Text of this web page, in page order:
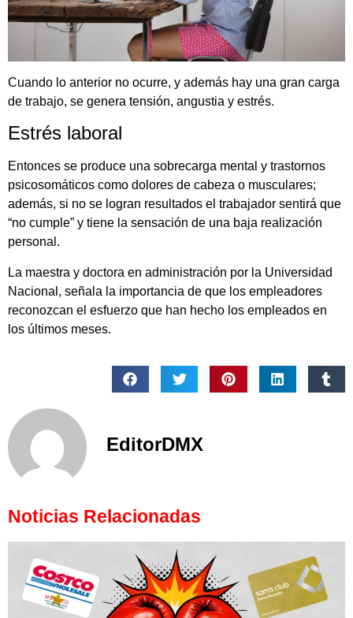
Cuando lo anterior no ocurre, y además hay una gran carga
de trabajo, se genera tensión, angustia y estrés.
Estrés laboral
Entonces se produce una sobrecarga mental y trastornos
psicosomáticos como dolores de cabeza o musculares;
además, si no se logran resultados el trabajador sentirá que
“no cumple” y tiene la sensación de una baja realización
personal.
La maestra y doctora en administración por la Universidad
Nacional, señala la importancia de que los empleadores
reconozcan el esfuerzo que han hecho los empleados en
los últimos meses.
EditorDMX
Noticias Relacionadas